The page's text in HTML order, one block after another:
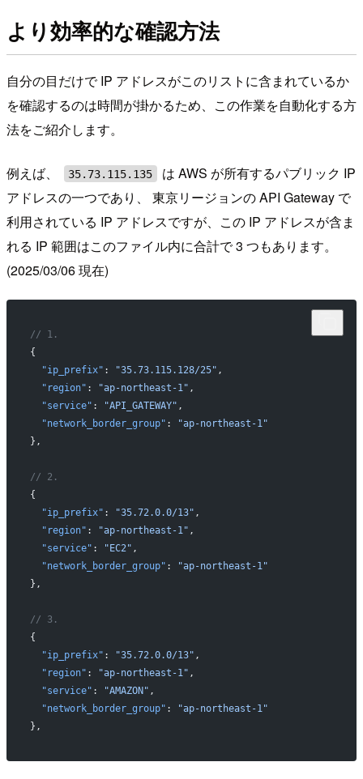
より効率的な確認方法
自分の目だけで IP アドレスがこのリストに含まれているか
を確認するのは時間が掛かるため、この作業を自動化する方
法をご紹介します。
例えば、 35.73.115.135
は AWS が所有するパブリック IP
アドレスの一つであり、 東京リージョンの API Gateway で
利用されている IP アドレスですが、この IP アドレスが含ま
れる IP 範囲はこのファイル内に合計で 3 つもあります。
(2025/03/06 現在)
// 1.
{
  "ip_prefix"
: "35.73.115.128/25" ,
  "region"
: "ap-northeast-1" ,
  "service"
: "API_GATEWAY" ,
  "network_border_group"
:
"ap-northeast-1"
},
// 2.
{
  "ip_prefix"
: "35.72.0.0/13" ,
  "region"
: "ap-northeast-1" ,
  "service"
: "EC2" ,
  "network_border_group"
:
"ap-northeast-1"
},
// 3.
{
  "ip_prefix"
: "35.72.0.0/13" ,
  "region"
: "ap-northeast-1" ,
  "service"
: "AMAZON" ,
  "network_border_group"
:
"ap-northeast-1"
},